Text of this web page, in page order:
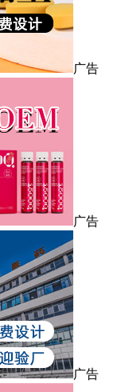
广告
广告
广告